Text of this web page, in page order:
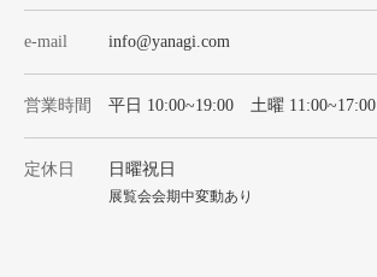
e-mail info@yanagi.com
営業時間 平日 10:00~19:00 土曜 11:00~17:00
定休日 日曜祝日
展覧会会期中変動あり